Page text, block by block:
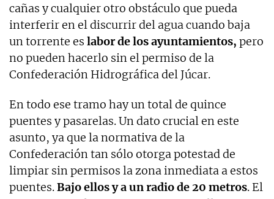
cañas y cualquier otro obstáculo que pueda
interferir en el discurrir del agua cuando baja
un torrente es labor de los ayuntamientos, pero
no pueden hacerlo sin el permiso de la
Confederación Hidrográfica del Júcar.
En todo ese tramo hay un total de quince
puentes y pasarelas. Un dato crucial en este
asunto, ya que la normativa de la
Confederación tan sólo otorga potestad de
limpiar sin permisos la zona inmediata a estos
puentes.Bajo ellos y a un radio de 20 metros. El